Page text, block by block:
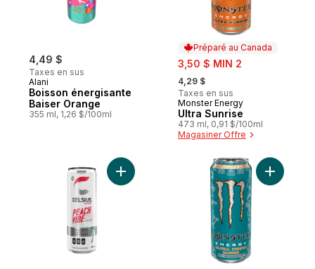
4,49 $
Taxes en sus
Alani
Boisson énergisante
Baiser Orange
355 ml, 1,26 $/100ml
Préparé au Canada
sale:
3,50 $ MIN 2
, formerly:
4,29 $
Taxes en sus
Préparé au Canada
Monster Energy
Ultra Sunrise
473 ml, 0,91 $/100ml
Magasiner Offre
Ajouter Vibration Pêche BoissonAjouter